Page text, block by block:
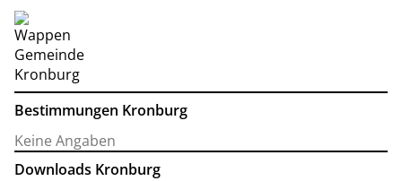
Bestimmungen Kronburg
Keine Angaben
Downloads Kronburg